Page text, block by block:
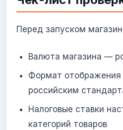
Перед запуском
Валюта магазина —
Формат отображения
российским
Налоговые ставки
категорий товаров